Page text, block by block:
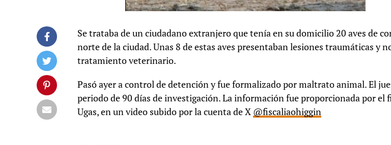
Se trataba de un ciudadano extranjero que tenía en su domicilio 20 aves de
norte de la ciudad. Unas 8 de estas aves presentaban lesiones traumáticas y
tratamiento veterinario.
Pasó ayer a control de detención y fue formalizado por maltrato animal. El
periodo de 90 días de investigación. La información fue proporcionada por el
Ugas, en un video subido por la cuenta de X @fiscaliaohiggin